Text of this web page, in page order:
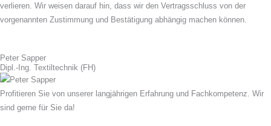
verlieren. Wir weisen darauf hin, dass wir den Vertragsschluss von der
vorgenannten Zustimmung und Bestätigung abhängig machen können.
Peter Sapper
Dipl.-Ing. Textiltechnik (FH)
Profitieren Sie von unserer langjährigen Erfahrung und Fachkompetenz. Wir
sind gerne für Sie da!